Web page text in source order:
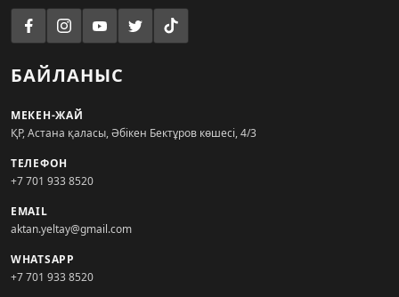
БАЙЛАНЫС
МЕКЕН-ЖАЙ
ҚР, Астана қаласы, Әбікен Бектұров көшесі, 4/3
ТЕЛЕФОН
+7 701 933 8520
EMAIL
aktan.yeltay@gmail.com
WHATSAPP
+7 701 933 8520